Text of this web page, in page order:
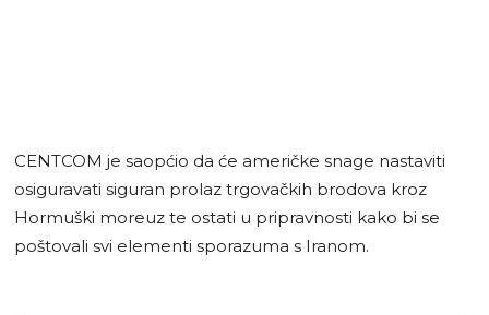
CENTCOM je saopćio da će američke snage nastaviti
osiguravati siguran prolaz trgovačkih brodova kroz
Hormuški moreuz te ostati u pripravnosti kako bi se
poštovali svi elementi sporazuma s Iranom.